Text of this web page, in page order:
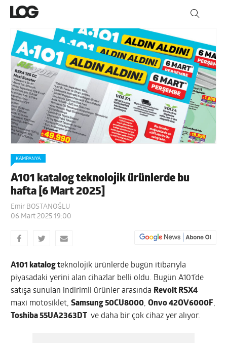
KAMPANYA
A101 katalog teknolojik ürünlerde bu
hafta [6 Mart 2025]
Emir BOSTANOĞLU
06 Mart 2025 19:00
A101 katalog teknolojik ürünlerde bugün itibarıyla
piyasadaki yerini alan cihazlar belli oldu. Bugün A101’de
satışa sunulan indirimli ürünler arasında Revolt RSX4
maxi motosiklet,Samsung 50CU8000,Onvo 42OV6000F,
Toshiba 55UA2363DT
ve daha bir çok cihaz yer alıyor.